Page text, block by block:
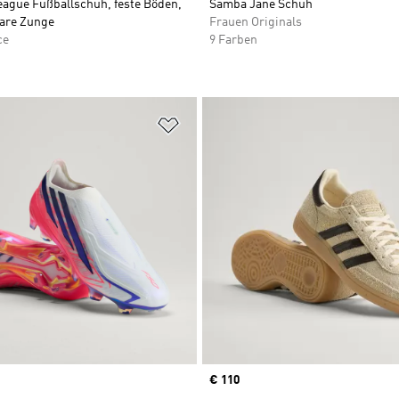
Fußballschuh, feste Böden,
Zunge
Samba Jane Schuh
Frauen Originals
9 Farben
Price
€ 110